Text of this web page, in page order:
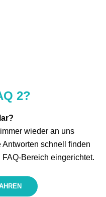
2?
wieder an uns
schnell finden
Bereich eingerichtet.